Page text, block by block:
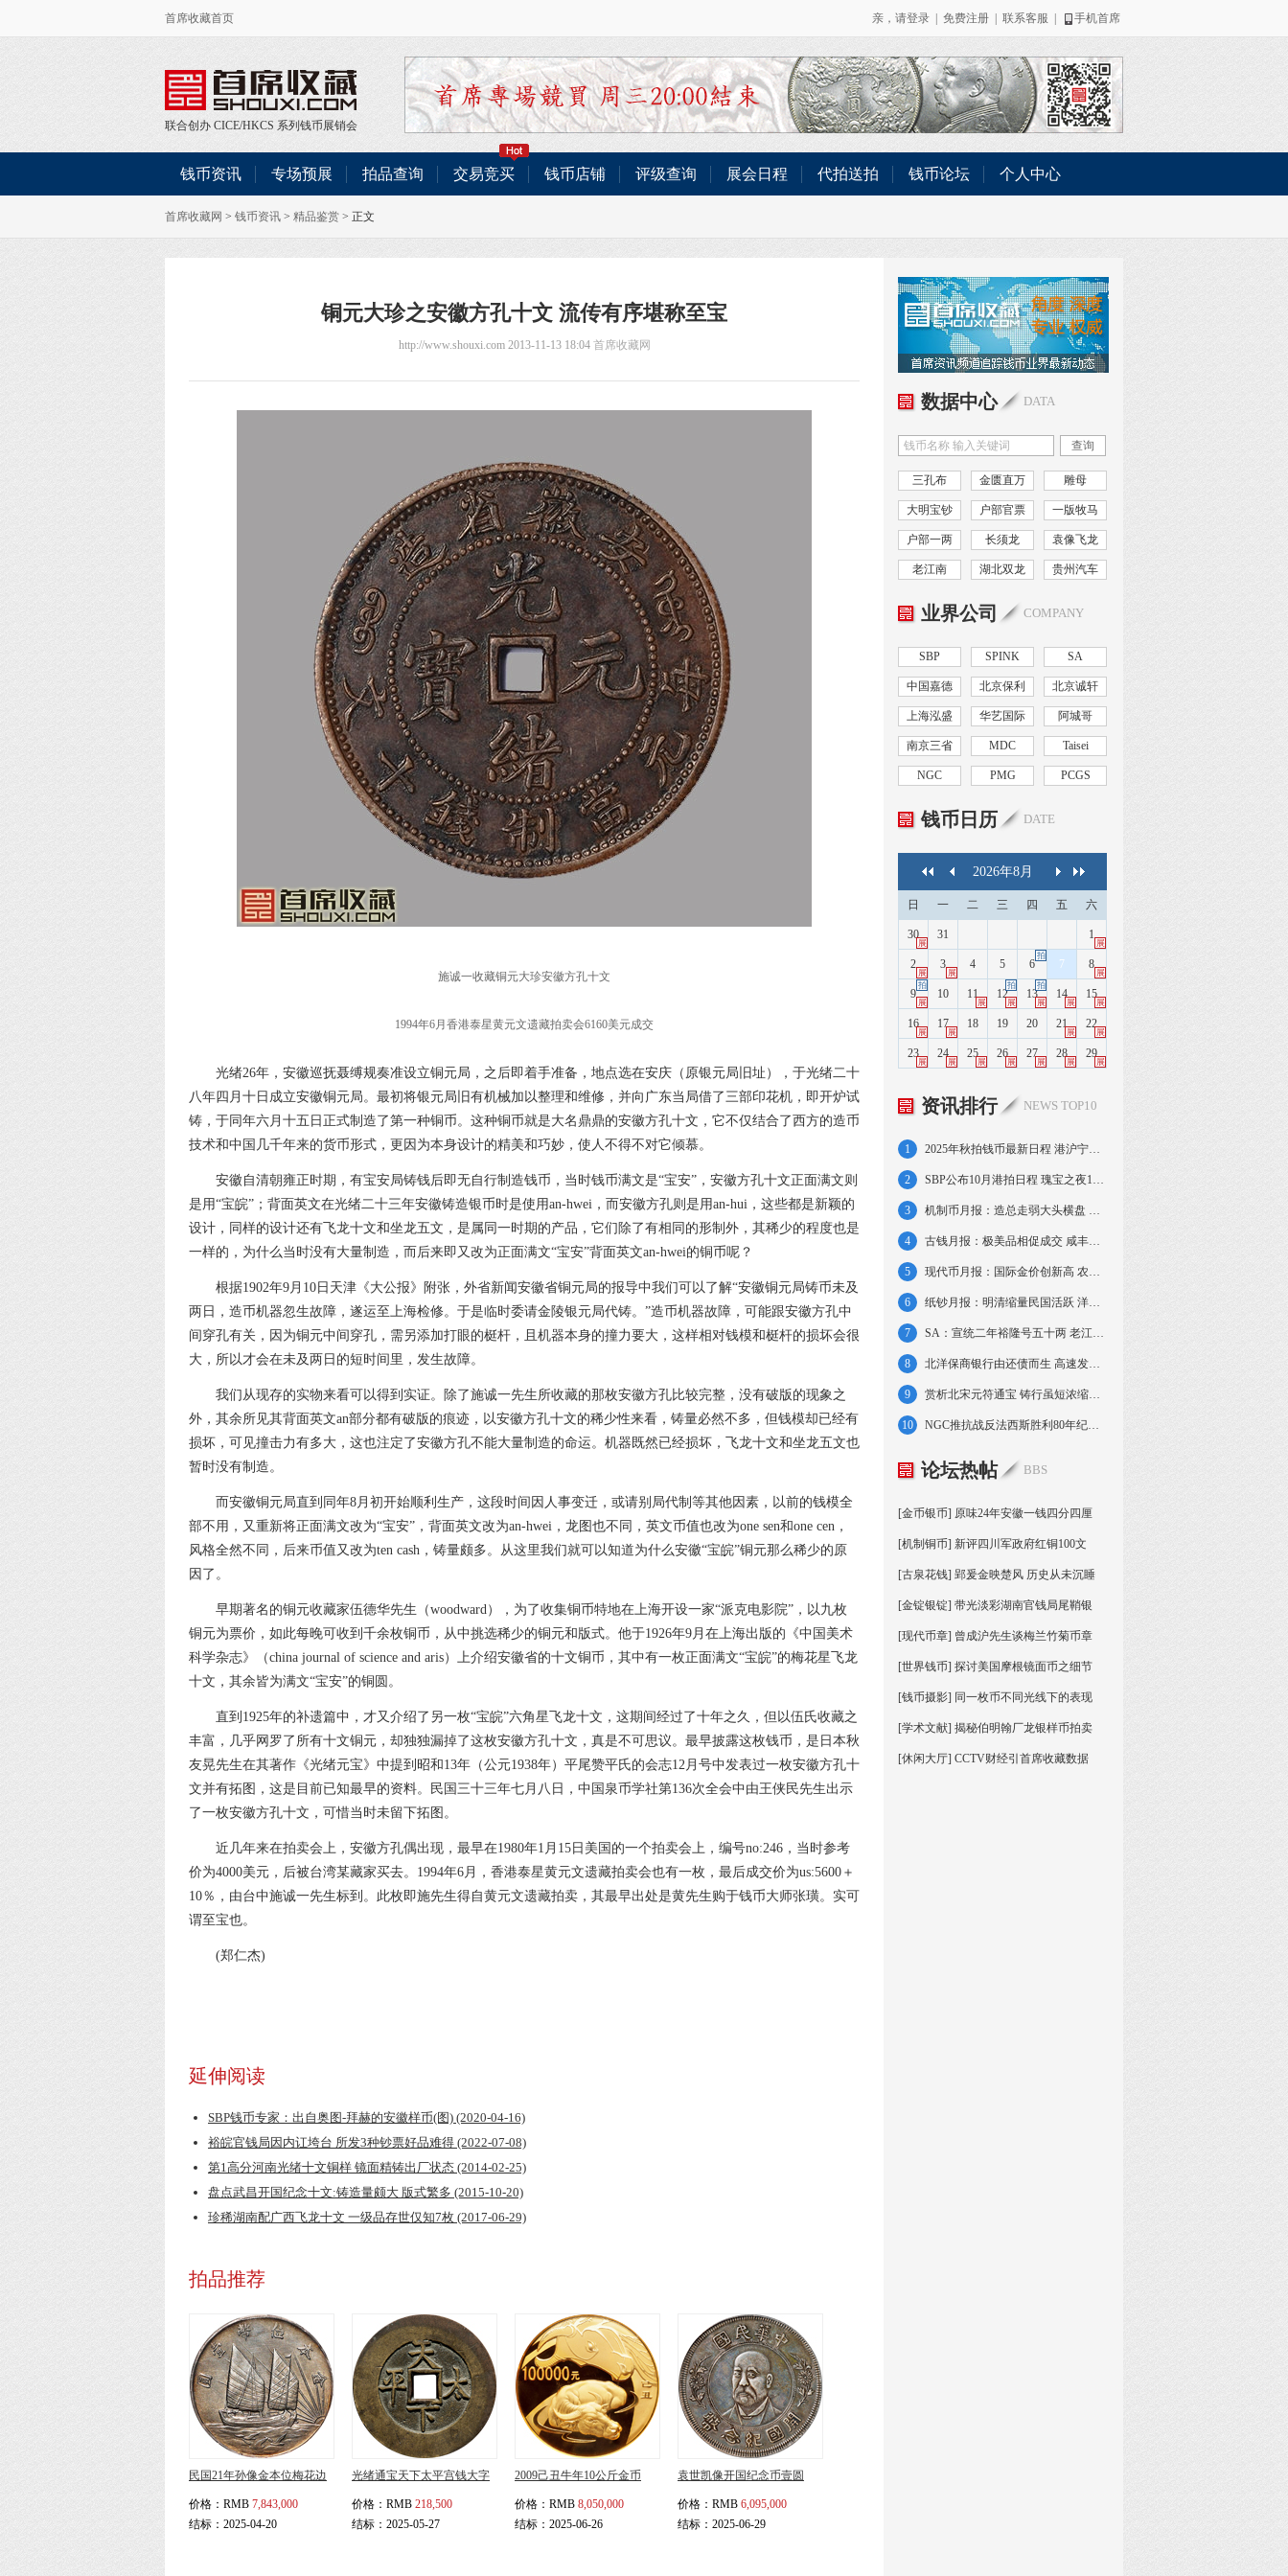
首席收藏首页 亲，请登录 免费注册 联系客服 手机首席
联合创办 CICE/HKCS 系列钱币展销会
钱币资讯 专场预展 拍品查询 交易竞买 钱币店铺 评级查询 展会日程 代拍送拍 钱币论坛 个人中心
首席收藏网 > 钱币资讯 > 精品鉴赏 > 正文
铜元大珍之安徽方孔十文 流传有序堪称至宝
http://www.shouxi.com 2013-11-13 18:04 首席收藏网
施诚一收藏铜元大珍安徽方孔十文
1994年6月香港泰星黄元文遗藏拍卖会6160美元成交
光绪26年，安徽巡抚聂缚规奏准设立铜元局，之后即着手准备，地点选在安庆（原银元局旧址），于光绪二十
八年四月十日成立安徽铜元局。最初将银元局旧有机械加以整理和维修，并向广东当局借了三部印花机，即开炉试
铸，于同年六月十五日正式制造了第一种铜币。这种铜币就是大名鼎鼎的安徽方孔十文，它不仅结合了西方的造币
技术和中国几千年来的货币形式，更因为本身设计的精美和巧妙，使人不得不对它倾慕。
安徽自清朝雍正时期，有宝安局铸钱后即无自行制造钱币，当时钱币满文是“宝安”，安徽方孔十文正面满文则
是用“宝皖”；背面英文在光绪二十三年安徽铸造银币时是使用an-hwei，而安徽方孔则是用an-hui，这些都是新颖的
设计，同样的设计还有飞龙十文和坐龙五文，是属同一时期的产品，它们除了有相同的形制外，其稀少的程度也是
一样的，为什么当时没有大量制造，而后来即又改为正面满文“宝安”背面英文an-hwei的铜币呢？
根据1902年9月10日天津《大公报》附张，外省新闻安徽省铜元局的报导中我们可以了解“安徽铜元局铸币未及
两日，造币机器忽生故障，遂运至上海检修。于是临时委请金陵银元局代铸。”造币机器故障，可能跟安徽方孔中
间穿孔有关，因为铜元中间穿孔，需另添加打眼的梃杆，且机器本身的撞力要大，这样相对钱模和梃杆的损坏会很
大，所以才会在未及两日的短时间里，发生故障。
我们从现存的实物来看可以得到实证。除了施诚一先生所收藏的那枚安徽方孔比较完整，没有破版的现象之
外，其余所见其背面英文an部分都有破版的痕迹，以安徽方孔十文的稀少性来看，铸量必然不多，但钱模却已经有
损坏，可见撞击力有多大，这也注定了安徽方孔不能大量制造的命运。机器既然已经损坏，飞龙十文和坐龙五文也
暂时没有制造。
而安徽铜元局直到同年8月初开始顺利生产，这段时间因人事变迁，或请别局代制等其他因素，以前的钱模全
部不用，又重新将正面满文改为“宝安”，背面英文改为an-hwei，龙图也不同，英文币值也改为one sen和one cen，
风格全然不同，后来币值又改为ten cash，铸量颇多。从这里我们就可以知道为什么安徽“宝皖”铜元那么稀少的原
因了。
早期著名的铜元收藏家伍德华先生（woodward），为了收集铜币特地在上海开设一家“派克电影院”，以九枚
铜元为票价，如此每晚可收到千余枚铜币，从中挑选稀少的铜元和版式。他于1926年9月在上海出版的《中国美术
科学杂志》（china journal of science and aris）上介绍安徽省的十文铜币，其中有一枚正面满文“宝皖”的梅花星飞龙
十文，其余皆为满文“宝安”的铜圆。
直到1925年的补遗篇中，才又介绍了另一枚“宝皖”六角星飞龙十文，这期间经过了十年之久，但以伍氏收藏之
丰富，几乎网罗了所有十文铜元，却独独漏掉了这枚安徽方孔十文，真是不可思议。最早披露这枚钱币，是日本秋
友晃先生在其著作《光绪元宝》中提到昭和13年（公元1938年）平尾赞平氏的会志12月号中发表过一枚安徽方孔十
文并有拓图，这是目前已知最早的资料。民国三十三年七月八日，中国泉币学社第136次全会中由王侠民先生出示
了一枚安徽方孔十文，可惜当时未留下拓图。
近几年来在拍卖会上，安徽方孔偶出现，最早在1980年1月15日美国的一个拍卖会上，编号no:246，当时参考
价为4000美元，后被台湾某藏家买去。1994年6月，香港泰星黄元文遗藏拍卖会也有一枚，最后成交价为us:5600＋
10％，由台中施诚一先生标到。此枚即施先生得自黄元文遗藏拍卖，其最早出处是黄先生购于钱币大师张璜。实可
谓至宝也。
(郑仁杰)
延伸阅读
SBP钱币专家：出自奥图-拜赫的安徽样币(图) (2020-04-16)
裕皖官钱局因内讧垮台 所发3种钞票好品难得 (2022-07-08)
第1高分河南光绪十文铜样 镜面精铸出厂状态 (2014-02-25)
盘点武昌开国纪念十文:铸造量颇大 版式繁多 (2015-10-20)
珍稀湖南配广西飞龙十文 一级品存世仅知7枚 (2017-06-29)
拍品推荐
民国21年孙像金本位梅花边
价格： RMB 7,843,000
结标：2025-04-20
光绪通宝天下太平宫钱大字
价格： RMB 218,500
结标：2025-05-27
2009己丑牛年10公斤金币
价格： RMB 8,050,000
结标：2025-06-26
袁世凯像开国纪念币壹圆
价格： RMB 6,095,000
结标：2025-06-29
数据中心 DATA
查询
三孔布 金匮直万 雕母
大明宝钞 户部官票 一版牧马
户部一两 长须龙 袁像飞龙
老江南 湖北双龙 贵州汽车
业界公司 COMPANY
SBP SPINK SA
中国嘉德 北京保利 北京诚轩
上海泓盛 华艺国际 阿城哥
南京三省 MDC Taisei
NGC PMG PCGS
钱币日历 DATE
2026年8月
日 一 二 三 四 五 六
30
展
31 1
展
2
展
3
展
4 5 6
拍
7 8
展
9
拍
展
10 11
展
12
拍
展
13
拍
展
14
展
15
展
16
展
17
展
18 19 20 21
展
22
展
23
展
24
展
25
展
26
展
27
展
28
展
29
展
资讯排行 NEWS TOP10
1 2025年秋拍钱币最新日程 港沪宁京大拍连台
2 SBP公布10月港拍日程 瑰宝之夜13日率先举行
3 机制币月报：造总走弱大头横盘 湖北江南略强
4 古钱月报：极美品相促成交 咸丰大钱火爆仍旧
5 现代币月报：国际金价创新高 农作物套装亮眼
6 纸钞月报：明清缩量民国活跃 洋商钞蓄势待发
7 SA：宣统二年裕隆号五十两 老江南七钱二分
8 北洋保商银行由还债而生 高速发展因战火衰落
9 赏析北宋元符通宝 铸行虽短浓缩哲宗抱负审美
10 NGC推抗战反法西斯胜利80年纪念币标签标识
论坛热帖 BBS
[金币银币] 原味24年安徽一钱四分四厘
[机制铜币] 新评四川军政府红铜100文
[古泉花钱] 郢爰金映楚风 历史从未沉睡
[金锭银锭] 带光淡彩湖南官钱局尾鞘银
[现代币章] 曾成沪先生谈梅兰竹菊币章
[世界钱币] 探讨美国摩根镜面币之细节
[钱币摄影] 同一枚币不同光线下的表现
[学术文献] 揭秘伯明翰厂龙银样币拍卖
[休闲大厅] CCTV财经引首席收藏数据